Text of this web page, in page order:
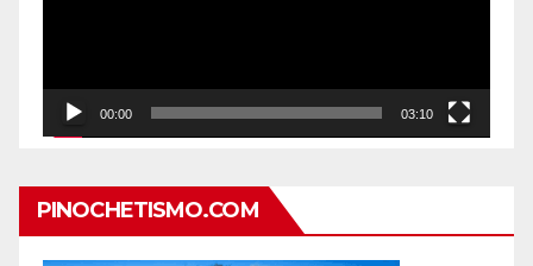
00:00 03:10
PINOCHETISMO.COM